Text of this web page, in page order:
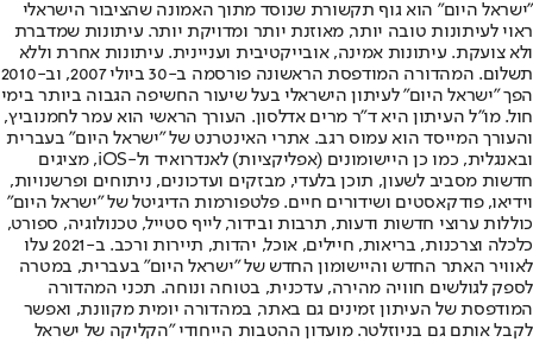
"ישראל היום" הוא גוף תקשורת שנוסד מתוך האמונה שהציבור הישראלי
ראוי לעיתונות טובה יותר, מאוזנת יותר ומדויקת יותר. עיתונות שמדברת
ולא צועקת. עיתונות אמינה, אובייקטיבית ועניינית. עיתונות אחרת וללא
תשלום. המהדורה המודפסת הראשונה פורסמה ב-30 ביולי 2007, וב-2010
הפך "ישראל היום" לעיתון הישראלי בעל שיעור החשיפה הגבוה ביותר בימי
חול. מו"ל העיתון היא ד"ר מרים אדלסון. העורך הראשי הוא עמר לחמנוביץ,
והעורך המייסד הוא עמוס רגב. אתרי האינטרנט של "ישראל היום" בעברית
ובאנגלית, כמו כן היישומונים (אפליקציות) לאנדרואיד ול-iOS, מציגים
חדשות מסביב לשעון, תוכן בלעדי, מבזקים ועדכונים, ניתוחים ופרשנויות,
וידיאו, פודקאסטים ושידורים חיים. פלטפורמות הדיגיטל של "ישראל היום"
כוללות ערוצי חדשות ודעות, תרבות ובידור, לייף סטייל, טכנולוגיה, ספורט,
כלכלה וצרכנות, בריאות, חיילים, אוכל, יהדות, תיירות ורכב. ב-2021 עלו
לאוויר האתר החדש והיישומון החדש של "ישראל היום" בעברית, במטרה
לספק לגולשים חוויה מהירה, עדכנית, בטוחה ונוחה. תכני המהדורה
המודפסת של העיתון זמינים גם באתר, במהדורה יומית מקוונת, ואפשר
לקבל אותם גם בניוזלטר. מועדון ההטבות הייחודי "הקליקה של ישראל